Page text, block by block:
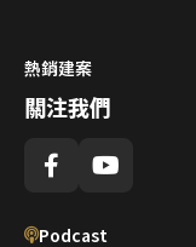
熱銷建案
關注我們
Podcast